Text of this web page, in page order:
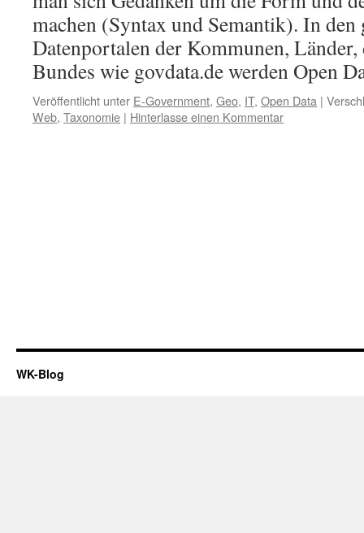
machen (Syntax und Semantik). In den
Datenportalen der Kommunen, Länder,
Bundes wie govdata.de werden Open
Veröffentlicht unter E-Government, Geo, IT, Open Data |
Web, Taxonomie | Hinterlasse einen Kommentar
WK-Blog